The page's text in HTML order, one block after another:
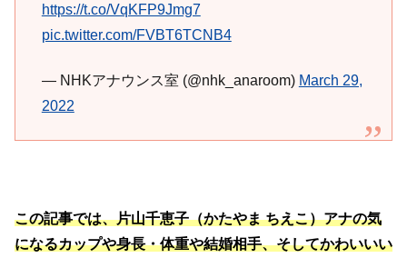
https://t.co/VqKFP9Jmg7
pic.twitter.com/FVBT6TCNB4
— NHKアナウンス室 (@nhk_anaroom) March 29,
2022
この記事では、片山千恵子（かたやま ちえこ）アナの気
になるカップや身長・体重や結婚相手、そしてかわいいい